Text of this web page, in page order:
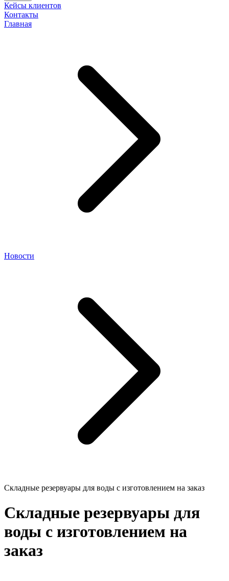
Кейсы клиентов
Контакты
Главная
Новости
Складные резервуары для воды с изготовлением на заказ
Складные резервуары для
воды с изготовлением на
заказ